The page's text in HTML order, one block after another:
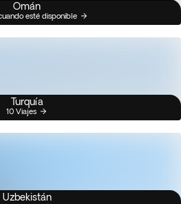
Omán
esté disponible
Turquía
10 Viajes
Uzbekistán